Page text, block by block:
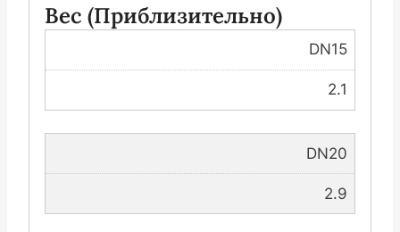
Вес (приблизительно)
DN15
2.1
DN20
2.9